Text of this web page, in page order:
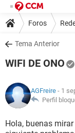
Foros
Tema Anterior
WIFI DE ONO
AGFreire - 1
Perfil
Hola, buenas